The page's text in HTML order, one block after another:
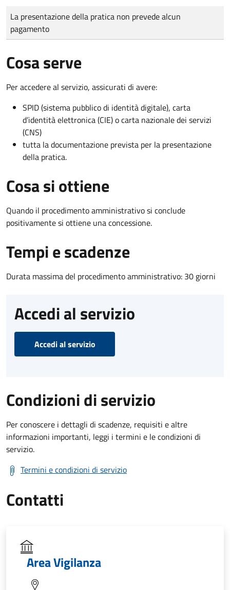
Tipo di pagamento
Importo
La presentazione della pratica non prevede alcun
pagamento
Cosa serve
Per accedere al servizio, assicurati di avere:
SPID (sistema pubblico di identità digitale), carta
d’identità elettronica (CIE) o carta nazionale dei servizi
(CNS)
tutta la documentazione prevista per la presentazione
della pratica.
Cosa si ottiene
Quando il procedimento amministrativo si conclude
positivamente si ottiene una concessione.
Tempi e scadenze
Durata massima del procedimento amministrativo: 30 giorni
Accedi al servizio
Accedi al servizio
Condizioni di servizio
Per conoscere i dettagli di scadenze, requisiti e altre
informazioni importanti, leggi i termini e le condizioni di
servizio.
Termini e condizioni di servizio
Contatti
Area Vigilanza